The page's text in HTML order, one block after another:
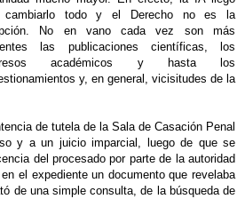
cambiarlo todo y el Derecho no es la
No en vano cada vez son más
las publicaciones científicas, los
académicos y hasta los
y, en general, vicisitudes de la
de tutela de la Sala de Casación Penal
y a un juicio imparcial, luego de que se
del procesado por parte de la autoridad
el expediente un documento que revelaba
de una simple consulta, de la búsqueda de